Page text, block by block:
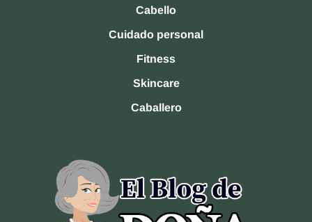
Cabello
Cuidado personal
Fitness
Skincare
Caballero